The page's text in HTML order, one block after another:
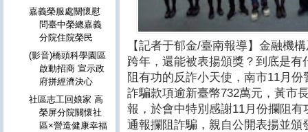
【記者于郁金/臺南報導】金融機
跨年，還能被表揚頒獎？到底是
阻有功的反詐小天使，南市11月
詐騙款項逾新臺幣732萬元，黃市
報，於會中特別感謝11月份攔阻
通報攔阻詐騙，親自公開表揚並
嘉義榮服處關懷慰
問臺中榮總嘉義
分院住院榮民
(影音)橋頭科學園區
啟動招商 宣示政
府拼經濟決心
社區志工回娘家 高
榮屏分院關懷社
區×營造健康幸福